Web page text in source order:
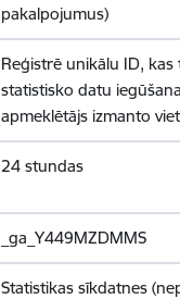
pakalpojumus)
Reģistrē unikālu ID,
statistisko datu
apmeklētājs izmanto
24 stundas
_ga_Y449MZDMMS
Statistikas sīkdatnes